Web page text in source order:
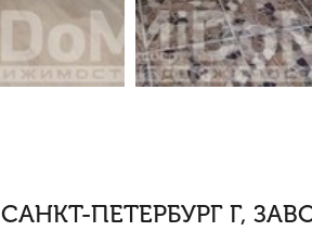
САНКТ-ПЕТЕРБУРГ Г,